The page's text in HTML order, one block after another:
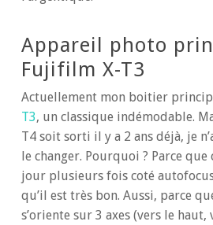
Appareil photo
Fujifilm X-T3
Actuellement mon boitier
T3, un classique indémodable.
T4 soit sorti il y a 2 ans déjà, je
le changer. Pourquoi ? Parce que
jour plusieurs fois coté
qu’il est très bon. Aussi, parce
s’oriente sur 3 axes (vers le haut,